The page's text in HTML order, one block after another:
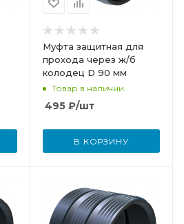
Муфта защитная для
прохода через ж/б
колодец D 90 мм
Товар в наличии
495₽/шт
В КОРЗИНУ